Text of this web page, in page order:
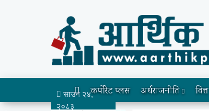
साउन २४,
२०८३
कर्पोरेट प्लस अर्थराजनीति वित्त